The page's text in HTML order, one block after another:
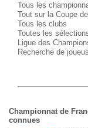
Tous les
Tout sur la Coupe
Tous les clubs
Toutes les
Ligue des
Recherche de
Championnat de
connues